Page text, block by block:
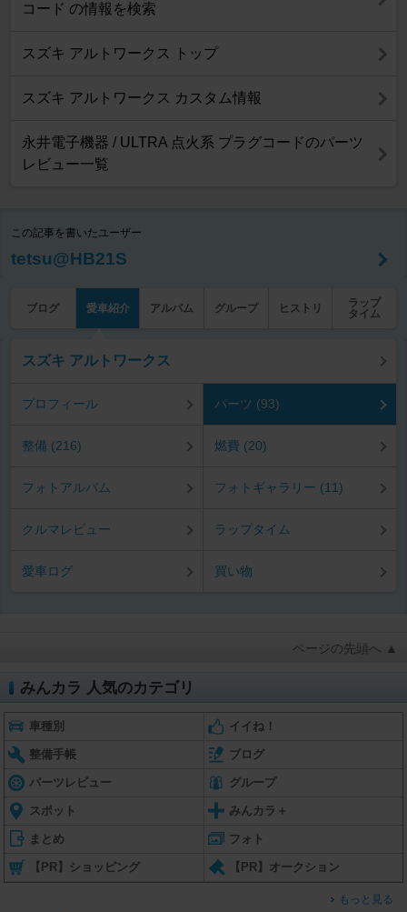
コード の情報を検索
スズキ アルトワークス トップ
スズキ アルトワークス カスタム情報
永井電子機器 / ULTRA 点火系 プラグコードのパーツ
レビュー一覧
この記事を書いたユーザー
tetsu@HB21S
ブログ 愛車紹介 アルバム グループ ヒストリ
ラップ
タイム
スズキ アルトワークス
プロフィール パーツ (93)
整備 (216) 燃費 (20)
フォトアルバム フォトギャラリー (11)
クルマレビュー ラップタイム
愛車ログ 買い物
ページの先頭へ ▲
みんカラ 人気のカテゴリ
車種別 イイね！
整備手帳 ブログ
パーツレビュー グループ
スポット みんカラ＋
まとめ フォト
【PR】ショッピング 【PR】オークション
もっと見る